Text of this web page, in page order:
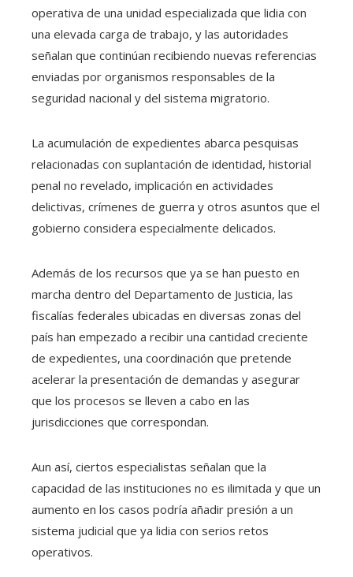
operativa de una unidad especializada que lidia con
una elevada carga de trabajo, y las autoridades
señalan que continúan recibiendo nuevas referencias
enviadas por organismos responsables de la
seguridad nacional y del sistema migratorio.
La acumulación de expedientes abarca pesquisas
relacionadas con suplantación de identidad, historial
penal no revelado, implicación en actividades
delictivas, crímenes de guerra y otros asuntos que el
gobierno considera especialmente delicados.
Además de los recursos que ya se han puesto en
marcha dentro del Departamento de Justicia, las
fiscalías federales ubicadas en diversas zonas del
país han empezado a recibir una cantidad creciente
de expedientes, una coordinación que pretende
acelerar la presentación de demandas y asegurar
que los procesos se lleven a cabo en las
jurisdicciones que correspondan.
Aun así, ciertos especialistas señalan que la
capacidad de las instituciones no es ilimitada y que un
aumento en los casos podría añadir presión a un
sistema judicial que ya lidia con serios retos
operativos.